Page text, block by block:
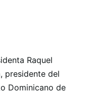
Raquel
presidente del
Dominicano de